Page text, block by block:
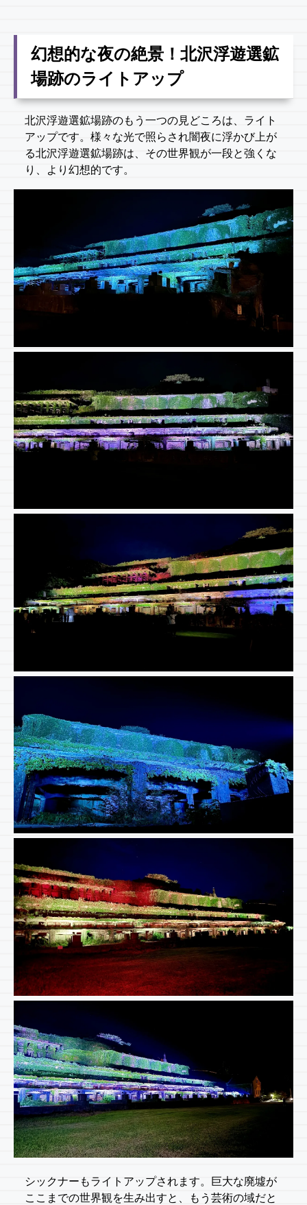
幻想的な夜の絶景！北沢浮遊選鉱
場跡のライトアップ
北沢浮遊選鉱場跡のもう一つの見どころは、ライト
アップです。様々な光で照らされ闇夜に浮かび上が
る北沢浮遊選鉱場跡は、その世界観が一段と強くな
り、より幻想的です。
シックナーもライトアップされます。巨大な廃墟が
ここまでの世界観を生み出すと、もう芸術の域だと